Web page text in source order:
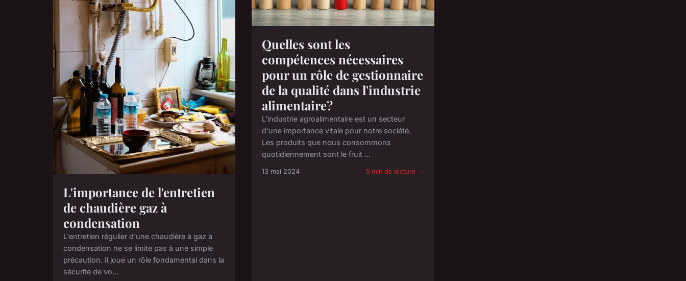
L'importance de l'entretien
de chaudière gaz à
condensation
L'entretien régulier d'une chaudière à gaz à
condensation ne se limite pas à une simple
précaution. Il joue un rôle fondamental dans la
sécurité de vo...
Quelles sont les
compétences nécessaires
pour un rôle de gestionnaire
de la qualité dans l'industrie
alimentaire?
L'industrie agroalimentaire est un secteur
d'une importance vitale pour notre société.
Les produits que nous consommons
quotidiennement sont le fruit ...
13 mai 2024 5 min de lecture →